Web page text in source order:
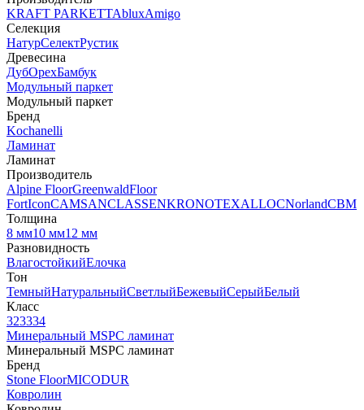
KRAFT PARKETTAbluxAmigo
Селекция
НатурСелектРустик
Древесина
ДубОрехБамбук
Модульный паркет
Модульный паркет
Бренд
Kochanelli
Ламинат
Ламинат
Производитель
Alpine FloorGreenwaldFloor
FortIconCAMSANCLASSENKRONOTEXALLOCNorlandCBM
Толщина
8 мм10 мм12 мм
Разновидность
ВлагостойкийЕлочка
Тон
ТемныйНатуральныйСветлыйБежевыйСерыйБелый
Класс
323334
Минеральный MSPC ламинат
Минеральный MSPC ламинат
Бренд
Stone FloorMICODUR
Ковролин